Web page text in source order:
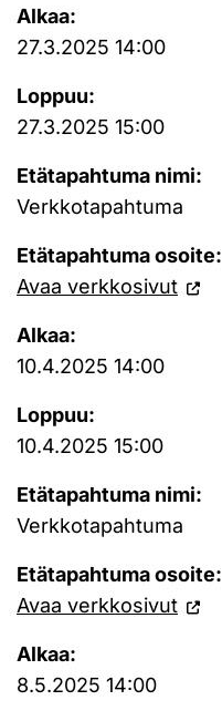
Alkaa:
27.3.2025 14:00
Loppuu:
27.3.2025 15:00
Etätapahtuma nimi:
Verkkotapahtuma
Etätapahtuma osoite:
Avaa verkkosivut
Alkaa:
10.4.2025 14:00
Loppuu:
10.4.2025 15:00
Etätapahtuma nimi:
Verkkotapahtuma
Etätapahtuma osoite:
Avaa verkkosivut
Alkaa:
8.5.2025 14:00